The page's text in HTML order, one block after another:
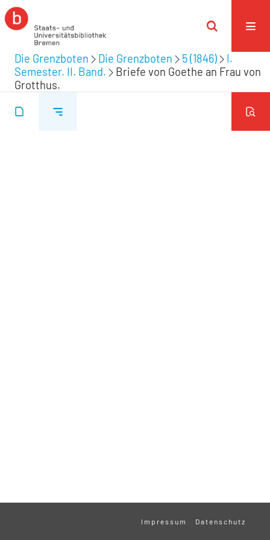
Die Grenzboten Die Grenzboten 5 (1846)
I.
Semester. II. Band.
Briefe von Goethe an Frau von
Grotthus.
Impressum Datenschutz